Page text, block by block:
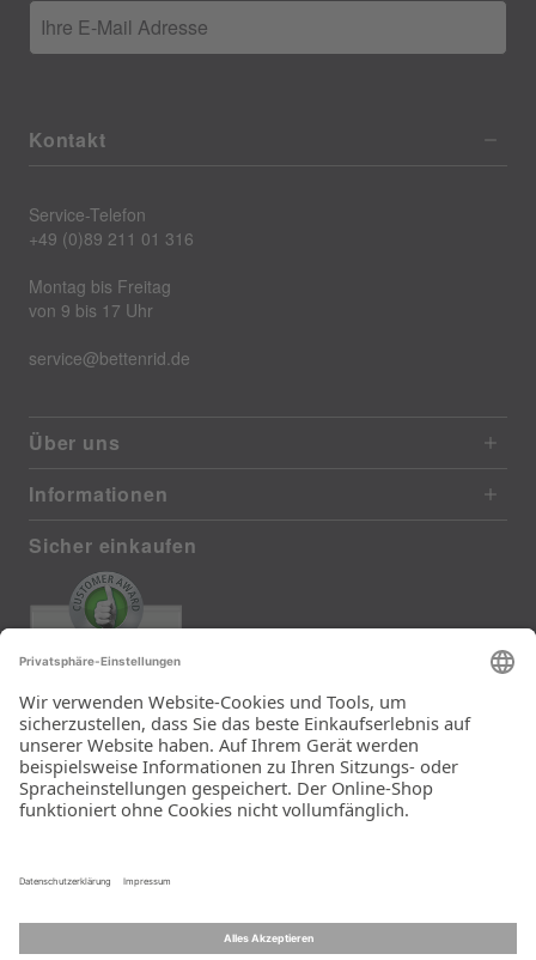
Ihre E-Mail Adresse
Kontakt
Service-Telefon
+49 (0)89 211 01 316
Montag bis Freitag
von 9 bis 17 Uhr
service@bettenrid.de
Über uns
Informationen
Sicher einkaufen
385 reviews from real customers
(last 12 months)
Total: 11283
Die Auswahl und die
Einfachheit der
Bestellung.